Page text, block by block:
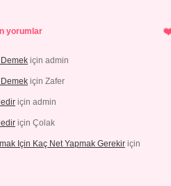
yorumlar
için admin
için Zafer
için admin
için Çolak
Için Kaç Net Yapmak Gerekir için